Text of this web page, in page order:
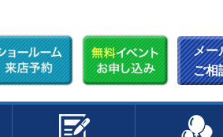
メー
ご相